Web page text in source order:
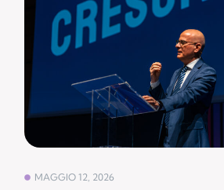
MAGGIO 12, 2026